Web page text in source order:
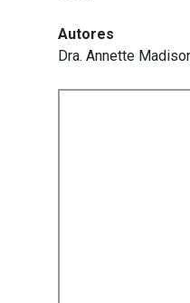
Autores
Dra. Annette